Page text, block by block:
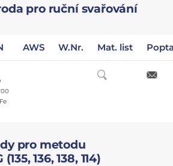
pro ruční svařování
AWS W.Nr. Mat. list
pro metodu
136, 138, 114)